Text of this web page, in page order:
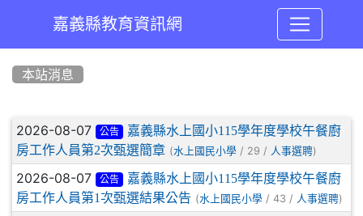
嘉義縣教育資訊網
本站消息
文章列表
2026-08-07 公告
嘉義縣水上國小115學年度學校午餐廚
房工作人員第2次甄選簡章 (水上國民小學 / 29 / 人事選聘)
2026-08-07 公告
嘉義縣水上國小115學年度學校午餐廚
房工作人員第1次甄選結果公告 (水上國民小學 / 43 / 人事選聘)